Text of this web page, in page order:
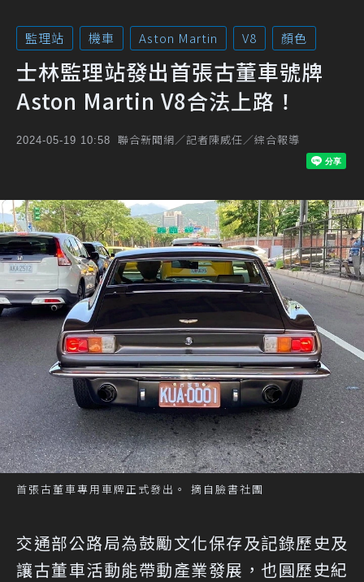
監理站 機車 Aston Martin V8 顏色
士林監理站發出首張古董車號牌
Aston Martin V8合法上路！
2024-05-19 10:58 聯合新聞網／記者陳威任／綜合報導
首張古董車專用車牌正式發出。 摘自臉書社團
交通部公路局為鼓勵文化保存及記錄歷史及
讓古董車活動能帶動產業發展，也圓歷史紀